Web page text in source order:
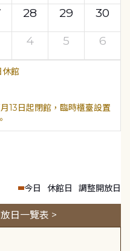
28 29
30
4 5 6
休館
13日起閉館，臨時櫃臺設置
今日 休館日 調整開放日
日一覽表 >